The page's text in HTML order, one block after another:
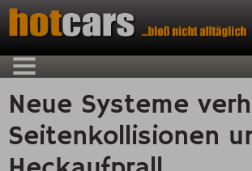
Neue Systeme
Seitenkollisionen